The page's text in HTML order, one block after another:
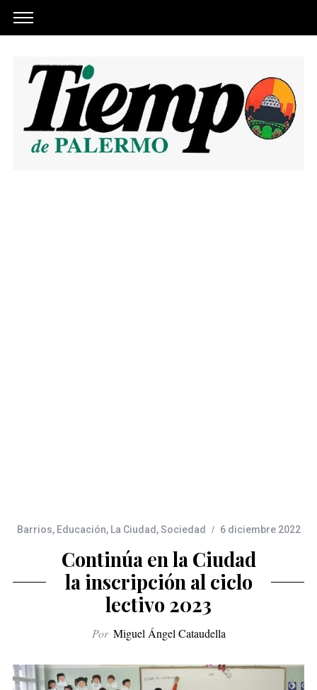
Barrios, Educación, La Ciudad ,Sociedad 6 diciembre 2022
Continúa en la Ciudad
la inscripción al ciclo
lectivo 2023
Por Miguel Ángel Cataudella